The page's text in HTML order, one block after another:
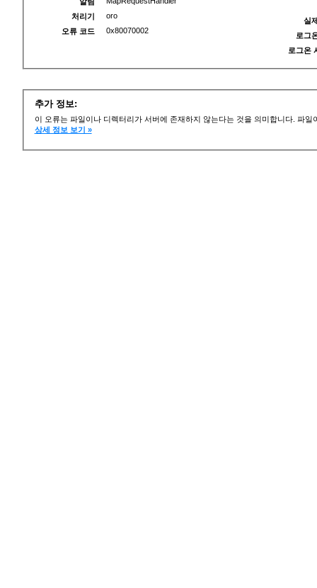
처리기
oro
오류 코드
0x80070002
실
로그
로그온
추가 정보:
이 오류는 파일이나 디렉터리가 서버에 존재하지 않는다는 것을 의미합니다. 파
상세 정보 보기 »